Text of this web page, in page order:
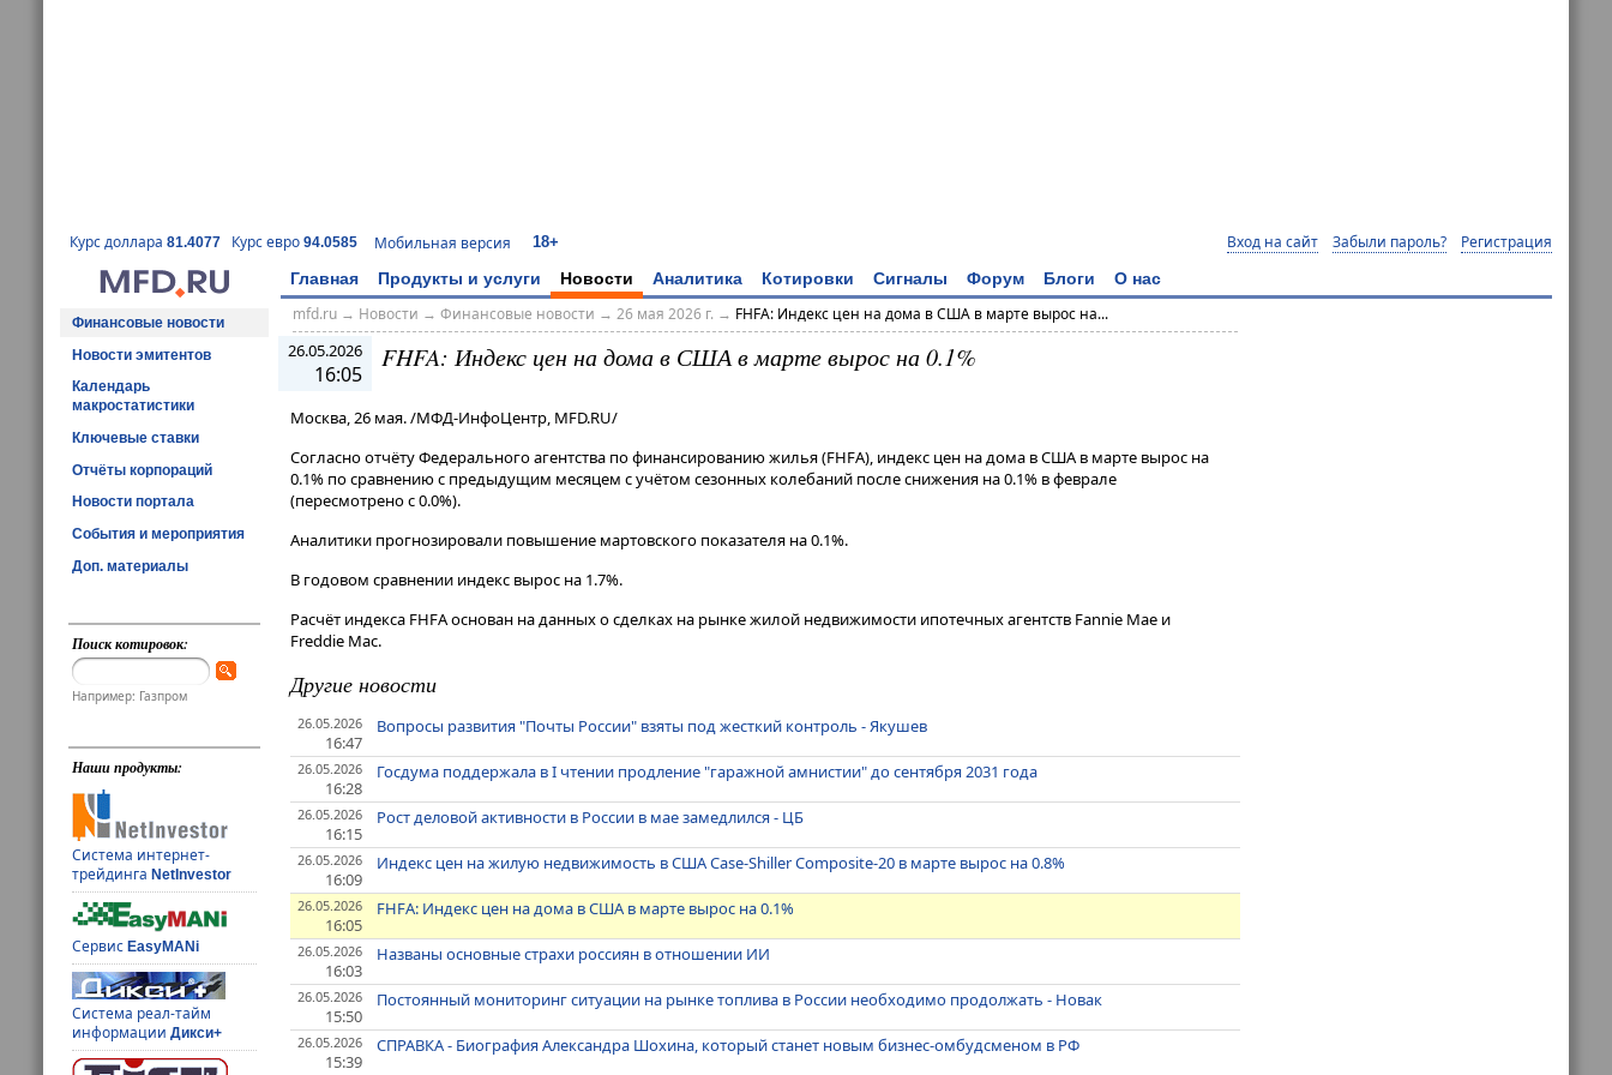
Курс доллара 81.4077 Курс евро 94.0585 Мобильная версия 18+ Вход на сайт Забыли пароль? Регистрация
Главная Продукты и услуги Новости Аналитика Котировки Сигналы Форум Блоги О нас
Финансовые новости
Новости эмитентов
Календарь
макростатистики
Ключевые ставки
Отчёты корпораций
Новости портала
События и мероприятия
Доп. материалы
Поиск котировок:
Например: Газпром
Наши продукты:
Система интернет-
трейдингаNetInvestor
СервисEasyMANi
Система реал-тайм
информацииДикси+
mfd.ru→ Новости → Финансовые новости → 26 мая 2026 г. → FHFA: Индекс цен на дома в США в марте вырос на...
26.05.2026
16:05
FHFA: Индекс цен на дома в США в марте вырос на 0.1%
Москва, 26 мая. /МФД-ИнфоЦентр, MFD.RU/
Согласно отчёту Федерального агентства по финансированию жилья (FHFA), индекс цен на дома в США в марте вырос на
0.1% по сравнению с предыдущим месяцем с учётом сезонных колебаний после снижения на 0.1% в феврале
(пересмотрено с 0.0%).
Аналитики прогнозировали повышение мартовского показателя на 0.1%.
В годовом сравнении индекс вырос на 1.7%.
Расчёт индекса FHFA основан на данных о сделках на рынке жилой недвижимости ипотечных агентств Fannie Mae и
Freddie Mac.
Другие новости
26.05.2026
16:47
Вопросы развития "Почты России" взяты под жесткий контроль - Якушев
26.05.2026
16:28
Госдума поддержала в I чтении продление "гаражной амнистии" до сентября 2031 года
26.05.2026
16:15
Рост деловой активности в России в мае замедлился - ЦБ
26.05.2026
16:09
Индекс цен на жилую недвижимость в США Case-Shiller Composite-20 в марте вырос на 0.8%
26.05.2026
16:05
FHFA: Индекс цен на дома в США в марте вырос на 0.1%
26.05.2026
16:03
Названы основные страхи россиян в отношении ИИ
26.05.2026
15:50
Постоянный мониторинг ситуации на рынке топлива в России необходимо продолжать - Новак
26.05.2026
15:39
СПРАВКА - Биография Александра Шохина, который станет новым бизнес-омбудсменом в РФ